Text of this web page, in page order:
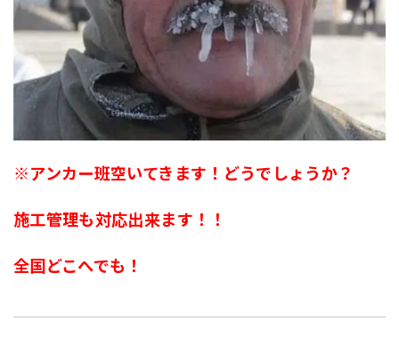
※アンカー班空いてきます！どうでしょうか？
施工管理も対応出来ます！！
全国どこへでも！